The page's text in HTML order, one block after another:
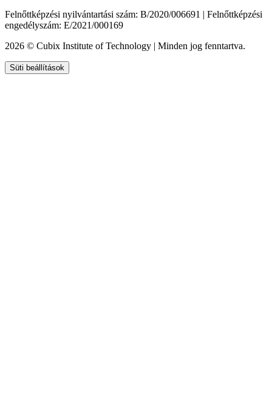
Felnőttképzési nyilvántartási szám: B/2020/006691 | Felnőttképzési
engedélyszám: E/2021/000169
2026 © Cubix Institute of Technology | Minden jog fenntartva.
Süti beállítások